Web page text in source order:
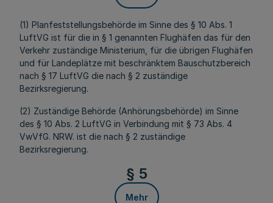
(1) Planfeststellungsbehörde im Sinne des § 10 Abs. 1
LuftVG ist für die in § 1 genannten Flughäfen das für den
Verkehr zuständige Ministerium, für die übrigen Flughäfen
und für Landeplätze mit beschränktem Bauschutzbereich
nach § 17 LuftVG die nach § 2 zuständige
Bezirksregierung.
(2) Zuständige Behörde (Anhörungsbehörde) im Sinne
des § 10 Abs. 2 LuftVG in Verbindung mit § 73 Abs. 4
VwVfG. NRW. ist die nach § 2 zuständige
Bezirksregierung.
§ 5
Mehr